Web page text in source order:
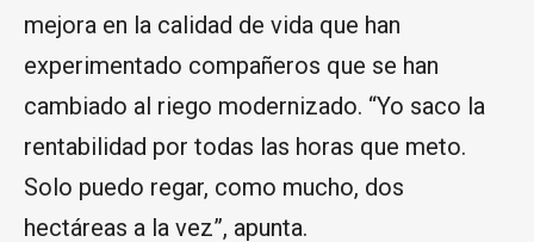
mejora en la calidad de vida que han
experimentado compañeros que se han
cambiado al riego modernizado. “Yo saco la
rentabilidad por todas las horas que meto.
Solo puedo regar, como mucho, dos
hectáreas a la vez”, apunta.